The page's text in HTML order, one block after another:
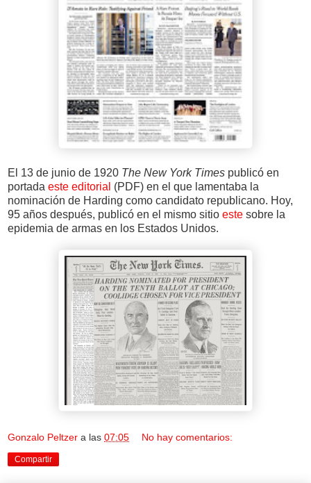
El 13 de junio de 1920 The New York Times publicó en
portada este editorial (PDF) en el que lamentaba la
nominación de Harding como candidato republicano. Hoy,
95 años después, publicó en el mismo sitio este sobre la
epidemia de armas en los Estados Unidos.
Gonzalo Peltzer a las 07:05 No hay comentarios:
Compartir